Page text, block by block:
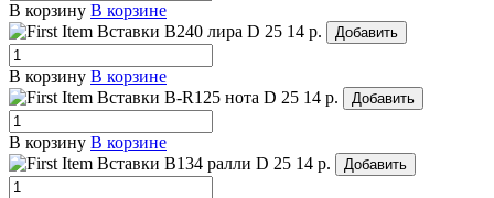
В корзину В корзине
Вставки B240 лира D 25 14 р. Добавить
В корзину В корзине
Вставки B-R125 нота D 25 14 р. Добавить
В корзину В корзине
Вставки B134 ралли D 25 14 р. Добавить